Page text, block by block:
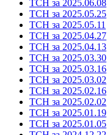
ТСН за 2025.06.08
ТСН за 2025.05.25
ТСН за 2025.05.11
ТСН за 2025.04.27
ТСН за 2025.04.13
ТСН за 2025.03.30
ТСН за 2025.03.16
ТСН за 2025.03.02
ТСН за 2025.02.16
ТСН за 2025.02.02
ТСН за 2025.01.19
ТСН за 2025.01.05